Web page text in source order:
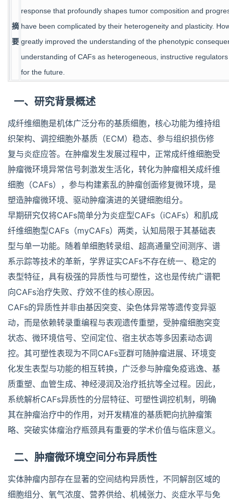
摘
要
response that profoundly shapes tumor composition and
have been complicated by their heterogeneity and plasticity.
greatly improved the understanding of the phenotypic
understanding of CAFs as heterogeneous, instructive
for the future.
一、研究背景概述
成纤维细胞是机体广泛分布的基质细胞，核心功能为维持组
织架构、调控细胞外基质（ECM）稳态、参与组织损伤修
复与炎症应答。在肿瘤发生发展过程中，正常成纤维细胞受
肿瘤微环境异常信号刺激发生活化，转化为肿瘤相关成纤维
细胞（CAFs），参与构建紊乱的肿瘤创面修复微环境，是
塑造肿瘤微环境、驱动肿瘤演进的关键细胞组分。
早期研究仅将CAFs简单分为炎症型CAFs（iCAFs）和肌成
纤维细胞型CAFs（myCAFs）两类，认知局限于其基础表
型与单一功能。随着单细胞转录组、超高通量空间测序、谱
系示踪等技术的革新，学界证实CAFs不存在统一、稳定的
表型特征，具有极强的异质性与可塑性，这也是传统广谱靶
向CAFs治疗失败、疗效不佳的核心原因。
CAFs的异质性并非由基因突变、染色体异常等遗传变异驱
动，而是依赖转录重编程与表观遗传重塑，受肿瘤细胞突变
状态、微环境信号、空间定位、宿主状态等多因素动态调
控。其可塑性表现为不同CAFs亚群可随肿瘤进展、环境变
化发生表型与功能的相互转换，广泛参与肿瘤免疫逃逸、基
质重塑、血管生成、神经浸润及治疗抵抗等全过程。因此，
系统解析CAFs异质性的分层特征、可塑性调控机制，明确
其在肿瘤治疗中的作用，对开发精准的基质靶向抗肿瘤策
略、突破实体瘤治疗瓶颈具有重要的学术价值与临床意义。
二、肿瘤微环境空间分布异质性
实体肿瘤内部存在显著的空间结构异质性，不同解剖区域的
细胞组分、氧气浓度、营养供给、机械张力、炎症水平与免